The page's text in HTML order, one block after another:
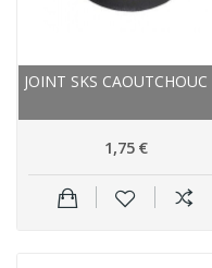
1,75 €